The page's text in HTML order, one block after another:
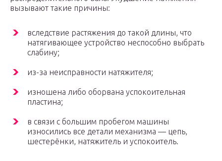
вызывают такие причины:
вследствие растяжения до такой длины, что
натягивающее устройство неспособно выбрать
слабину;
из-за неисправности натяжителя;
изношена либо оборвана успокоительная
пластина;
в связи с большим пробегом машины
износились все детали механизма — цепь,
шестерёнки, натяжитель и успокоитель.